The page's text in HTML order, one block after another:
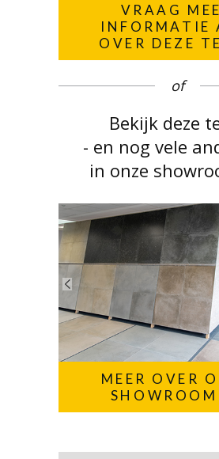
VRAAG
INFORMATIE
OVER DEZE
of
Bekijk deze
- en nog vele
in onze
MEER OVER
SHOWROOM